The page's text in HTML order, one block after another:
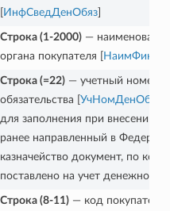
ИнфСведДенОбяз]
Строка (1-2000)—
органа покупателя [
Строка (=22)— учетный номер
обязательства [ УчНомДенОбяз
для заполнения при внесении
ранее направленный в
казначейство документ, по
поставлено на учет денежное
Строка (8-11)— код покупателя